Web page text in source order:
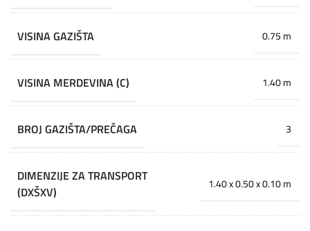
VISINA GAZIŠTA 0.75 m
VISINA MERDEVINA (C) 1.40 m
BROJ GAZIŠTA/PREČAGA 3
DIMENZIJE ZA TRANSPORT
(DXŠXV)
1.40 x 0.50 x 0.10 m